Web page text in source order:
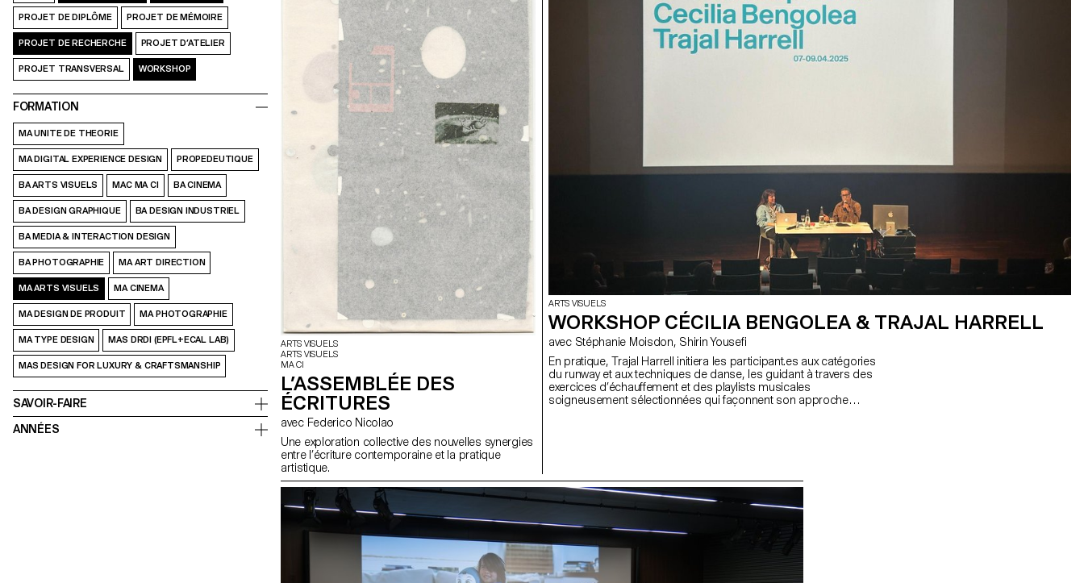
PROJET DE DIPLÔME PROJET DE MÉMOIRE
PROJET DE RECHERCHE PROJET D’ATELIER
PROJET TRANSVERSAL WORKSHOP
FORMATION
MA UNITE DE THEORIE
MA DIGITAL EXPERIENCE DESIGN PROPEDEUTIQUE
BA ARTS VISUELS MAC MA CI BA CINEMA
BA DESIGN GRAPHIQUE BA DESIGN INDUSTRIEL
BA MEDIA & INTERACTION DESIGN
BA PHOTOGRAPHIE MA ART DIRECTION
MA ARTS VISUELS MA CINEMA
MA DESIGN DE PRODUIT MA PHOTOGRAPHIE
MA TYPE DESIGN MAS DRDI (EPFL+ECAL LAB)
MAS DESIGN FOR LUXURY & CRAFTSMANSHIP
SAVOIR-FAIRE
ANNÉES
ARTS VISUELS
ARTS VISUELS
MA CI
L’ASSEMBLÉE DES
ÉCRITURES
avec Federico Nicolao
Une exploration collective des nouvelles synergies
entre l’écriture contemporaine et la pratique
artistique.
ARTS VISUELS
WORKSHOP CÉCILIA BENGOLEA & TRAJAL HARRELL
avec Stéphanie Moisdon, Shirin Yousefi
En pratique, Trajal Harrell initiera les participant.es aux catégories
du runway et aux techniques de danse, les guidant à travers des
exercices d’échauffement et des playlists musicales
soigneusement sélectionnées qui façonnent son approche